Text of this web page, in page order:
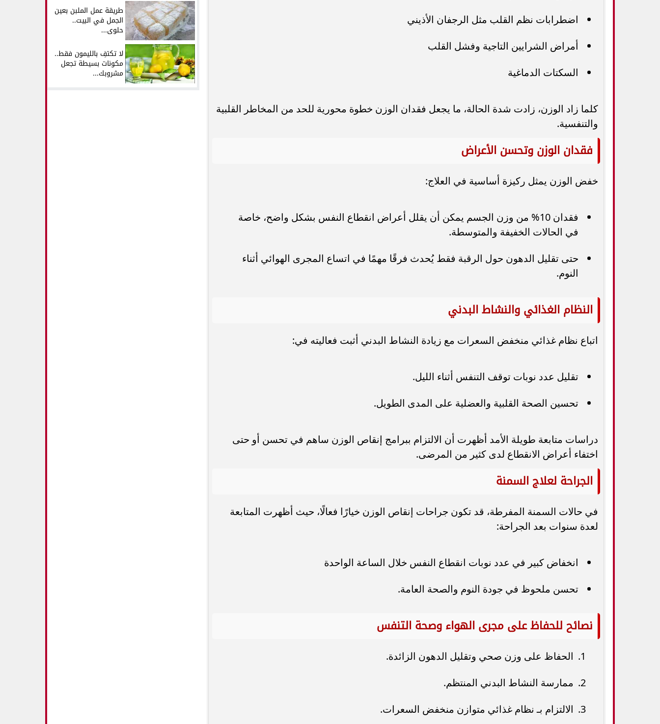
اضطرابات نظم القلب مثل الرجفان الأذيني
أمراض الشرايين التاجية وفشل القلب
السكتات الدماغية
كلما زاد الوزن، زادت شدة الحالة، ما يجعل فقدان الوزن خطوة محورية للحد من المخاطر القلبية
والتنفسية.
فقدان الوزن وتحسن الأعراض
خفض الوزن يمثل ركيزة أساسية في العلاج:
فقدان 10% من وزن الجسم يمكن أن يقلل أعراض انقطاع النفس بشكل واضح، خاصة
في الحالات الخفيفة والمتوسطة.
حتى تقليل الدهون حول الرقبة فقط يُحدث فرقًا مهمًا في اتساع المجرى الهوائي أثناء
النوم.
النظام الغذائي والنشاط البدني
اتباع نظام غذائي منخفض السعرات مع زيادة النشاط البدني أثبت فعاليته في:
تقليل عدد نوبات توقف التنفس أثناء الليل.
تحسين الصحة القلبية والعضلية على المدى الطويل.
دراسات متابعة طويلة الأمد أظهرت أن الالتزام ببرامج إنقاص الوزن ساهم في تحسن أو حتى
اختفاء أعراض الانقطاع لدى كثير من المرضى.
الجراحة لعلاج السمنة
في حالات السمنة المفرطة، قد تكون جراحات إنقاص الوزن خيارًا فعالًا، حيث أظهرت المتابعة
لعدة سنوات بعد الجراحة:
انخفاض كبير في عدد نوبات انقطاع النفس خلال الساعة الواحدة
تحسن ملحوظ في جودة النوم والصحة العامة.
نصائح للحفاظ على مجرى الهواء وصحة التنفس
الحفاظ على وزن صحي وتقليل الدهون الزائدة.
ممارسة النشاط البدني المنتظم.
الالتزام بـ نظام غذائي متوازن منخفض السعرات.
طريقة عمل الملبن بعين
الجمل في البيت..
حلوى...
لا تكتفِ بالليمون فقط..
مكونات بسيطة تجعل
مشروبك...